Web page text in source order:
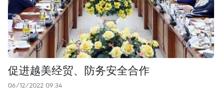
促进越美经贸、防务安全合作
06/12/2022 09:34